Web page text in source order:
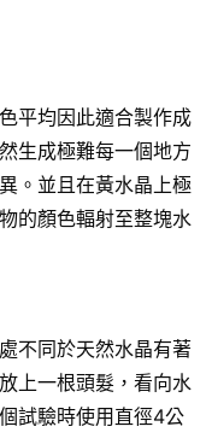
平均因此適合製作成
生成極難每一個地方
。並且在黃水晶上極
的顏色輻射至整塊水
不同於天然水晶有著
上一根頭髮，看向水
試驗時使用直徑4公